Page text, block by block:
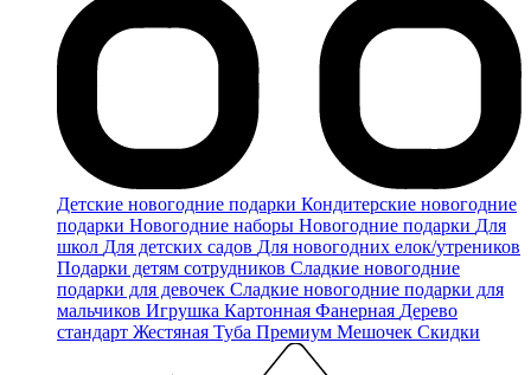
Детские новогодние подарки Кондитерские новогодние
подарки Новогодние наборы Новогодние подарки Для
школ Для детских садов Для новогодних елок/утреников
Подарки детям сотрудников Сладкие новогодние
подарки для девочек Сладкие новогодние подарки для
мальчиков Игрушка Картонная Фанерная Дерево
стандарт Жестяная Туба Премиум Мешочек Скидки